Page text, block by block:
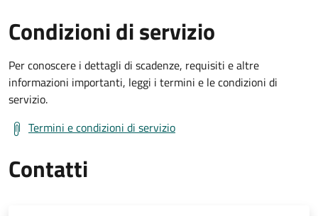
Condizioni di servizio
Per conoscere i dettagli di scadenze, requisiti e altre
informazioni importanti, leggi i termini e le condizioni di
servizio.
Termini e condizioni di servizio
Contatti